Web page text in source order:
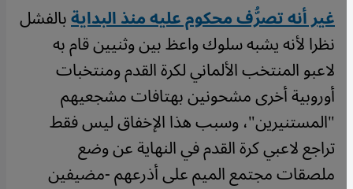
غير أنه تصرُّف محكوم عليه منذ البدايةبالفشل
نظرا لأنه يشبه سلوك واعظ بين وثنيين قام به
لاعبو المنتخب الألماني لكرة القدم ومنتخبات
أوروبية أخرى مشحونين بهتافات مشجعيهم
"المستنيرين"، وسبب هذا الإخفاق ليس فقط
تراجع لاعبي كرة القدم في النهاية عن وضع
ملصقات مجتمع الميم على أذرعهم -مضيفين